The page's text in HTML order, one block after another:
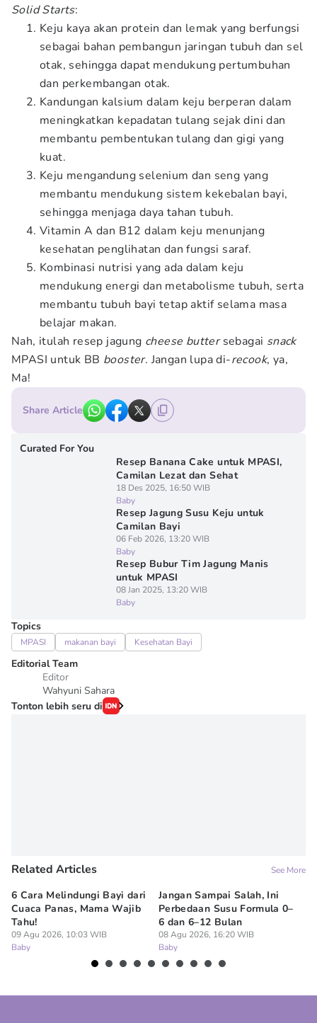
Solid Starts:
Keju kaya akan protein dan lemak yang berfungsi
sebagai bahan pembangun jaringan tubuh dan sel
otak, sehingga dapat mendukung pertumbuhan
dan perkembangan otak.
Kandungan kalsium dalam keju berperan dalam
meningkatkan kepadatan tulang sejak dini dan
membantu pembentukan tulang dan gigi yang
kuat.
Keju mengandung selenium dan seng yang
membantu mendukung sistem kekebalan bayi,
sehingga menjaga daya tahan tubuh.
Vitamin A dan B12 dalam keju menunjang
kesehatan penglihatan dan fungsi saraf.
Kombinasi nutrisi yang ada dalam keju
mendukung energi dan metabolisme tubuh, serta
membantu tubuh bayi tetap aktif selama masa
belajar makan.
Nah, itulah resep jagung cheese buttersebagai snack
MPASI untuk BB booster. Jangan lupa di-recook, ya,
Ma!
Share Article
Curated For You
Resep Banana Cake untuk MPASI,
Camilan Lezat dan Sehat
18 Des 2025, 16:50 WIB
Baby
Resep Jagung Susu Keju untuk
Camilan Bayi
06 Feb 2026, 13:20 WIB
Baby
Resep Bubur Tim Jagung Manis
untuk MPASI
08 Jan 2025, 13:20 WIB
Baby
Topics
MPASI makanan bayi Kesehatan Bayi
Editorial Team
Editor
Wahyuni Sahara
Tonton lebih seru di
Related Articles See More
6 Cara Melindungi Bayi dari
Cuaca Panas, Mama Wajib
Tahu!
09 Agu 2026, 10:03 WIB
Baby
Jangan Sampai Salah, Ini
Perbedaan Susu Formula 0–
6 dan 6–12 Bulan
08 Agu 2026, 16:20 WIB
Baby